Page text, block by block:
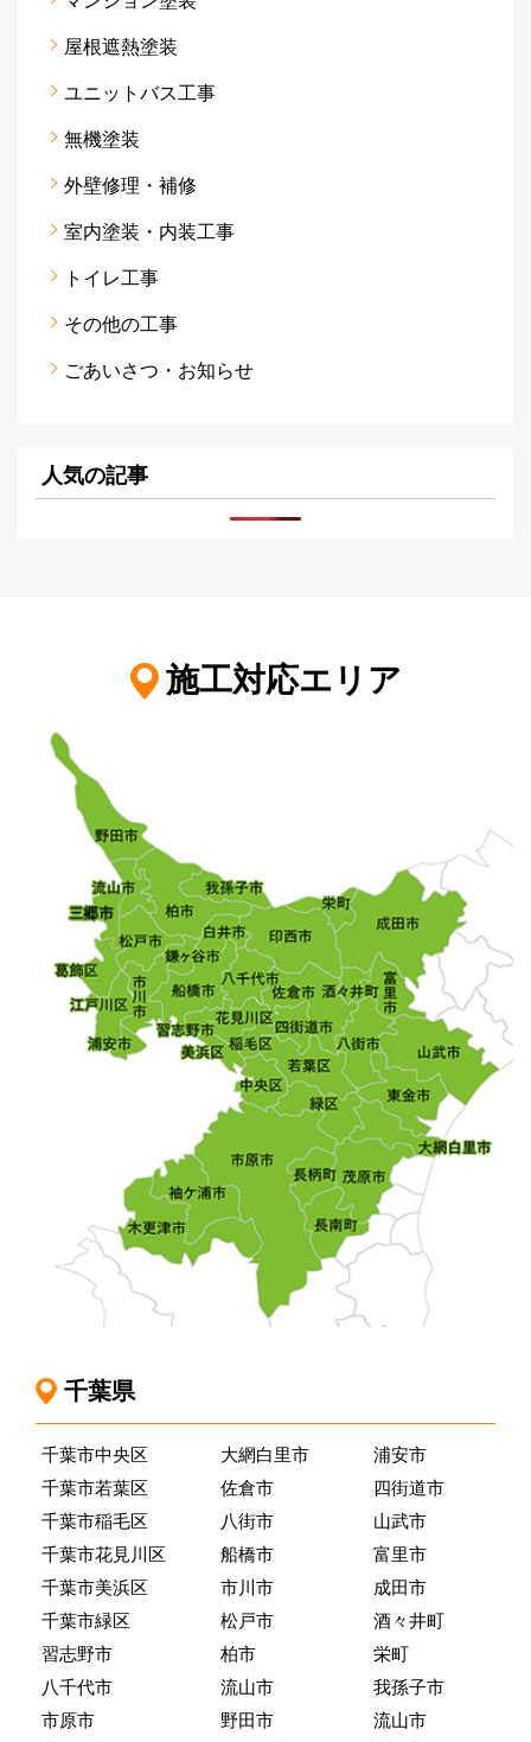
屋根遮熱塗装
ユニットバス工事
無機塗装
外壁修理・補修
室内塗装・内装工事
トイレ工事
その他の工事
ごあいさつ・お知らせ
人気の記事
施工対応エリア
千葉県
千葉市中央区
千葉市若葉区
千葉市稲毛区
千葉市花見川区
千葉市美浜区
千葉市緑区
習志野市
八千代市
市原市
大網白里市
佐倉市
八街市
船橋市
市川市
松戸市
柏市
流山市
野田市
浦安市
四街道市
山武市
富里市
成田市
酒々井町
栄町
我孫子市
流山市